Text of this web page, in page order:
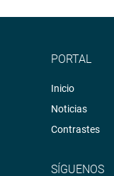
PORTAL
Inicio
Noticias
Contrastes
SÍGUENOS